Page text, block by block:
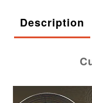
Description